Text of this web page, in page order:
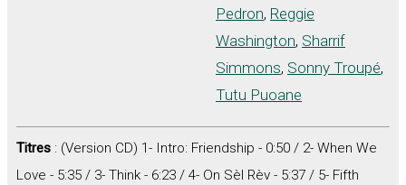
Pedron, Reggie
Washington, Sharrif
Simmons, Sonny Troupé,
Tutu Puoane
Titres : (Version CD) 1- Intro: Friendship - 0:50 / 2- When We
Love - 5:35 / 3- Think - 6:23 / 4- On Sèl Rèv - 5:37 / 5- Fifth